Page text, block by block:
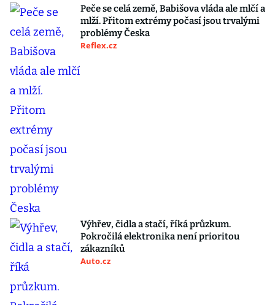
Peče se celá země, Babišova vláda ale mlčí a
mlží. Přitom extrémy počasí jsou trvalými
problémy Česka
Reflex.cz
Výhřev, čidla a stačí, říká průzkum.
Pokročilá elektronika není prioritou
zákazníků
Auto.cz